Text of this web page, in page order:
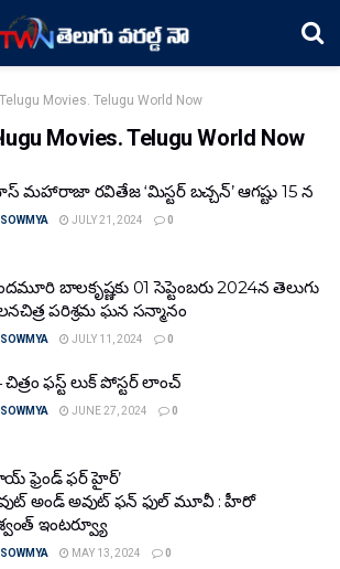
Movies. Telugu World Now
Movies. Telugu World Now
మహారాజా రవితేజ ‘మిస్టర్ బచ్చన్’ ఆగష్టు 15 న
SOWMYA JULY 21, 2024 0
బాలకృష్ణకు 01 సెప్టెంబరు 2024న తెలుగు
పరిశ్రమ ఘన సన్మానం
SOWMYA JULY 11, 2024 0
చిత్రం ఫస్ట్ లుక్ పోస్టర్ లాంచ్
SOWMYA JUNE 27, 2024 0
ఫ్రెండ్ ఫర్ హైర్’
అండ్ అవుట్ ఫన్ ఫుల్ మూవీ : హీరో
ఇంటర్వ్యూ
SOWMYA MAY 13, 2024 0